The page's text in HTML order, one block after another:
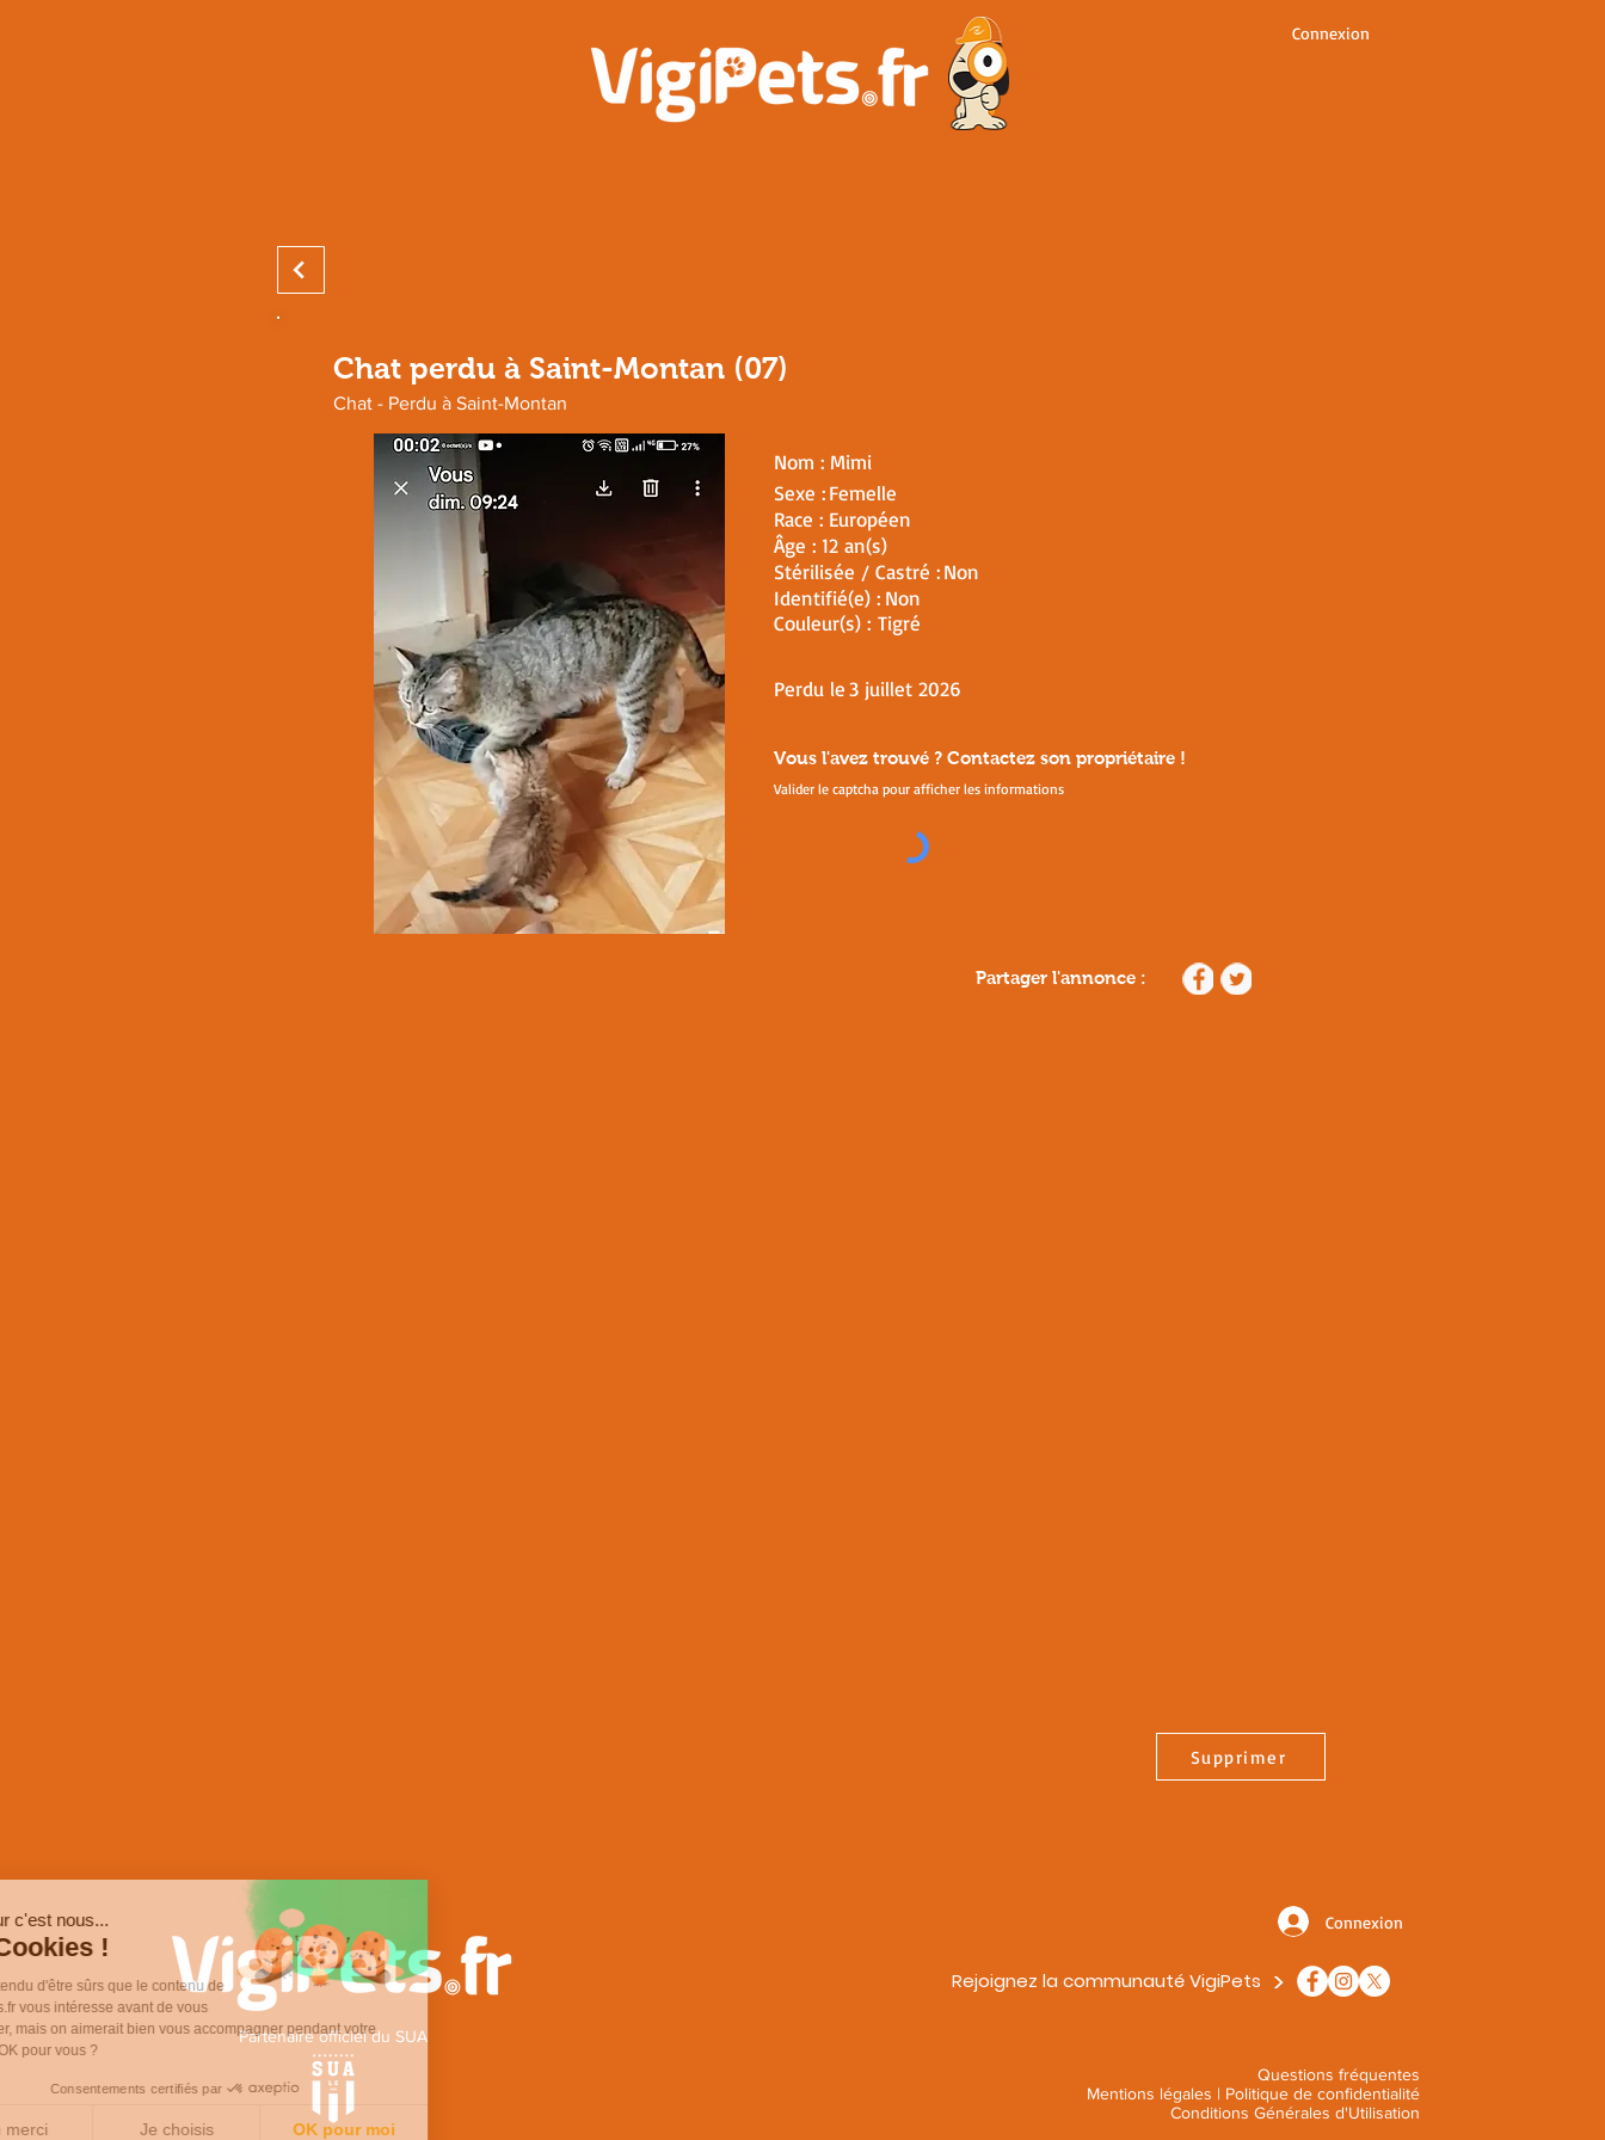
Connexion
Chat perdu à Saint-Montan (07)
Chat - Perdu à Saint-Montan
Nom : Mimi
Sexe :Femelle
Race : Européen
Âge : 12 an(s)
Stérilisée / Castré :Non
Identifié(e) : Non
Couleur(s) : Tigré
Perdu le3 juillet 2026
Vous l'avez trouvé ? Contactez son propriétaire !
Valider le captcha pour afficher les informations
Partager l'annonce :
Supprimer
Partenaire officiel du SUA
Connexion
Rejoignez la communauté VigiPets >
Questions fréquentes
Mentions légales | Politique de confidentialité
Conditions Générales d'Utilisation
Bonjour c'est nous...
les Cookies !
On a attendu d'être sûrs que le contenu de
VigiPets.fr vous intéresse avant de vous
déranger, mais on aimerait bien vous accompagner pendant votre
visite... OK pour vous ?
Consentements certifiés par
Non merci Je choisis OK pour moi